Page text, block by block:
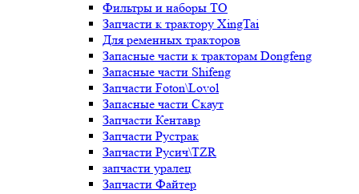
Фильтры и наборы ТО
Запчасти к трактору XingTai
Для ременных тракторов
Запасные части к тракторам Dongfeng
Запасные части Shifeng
Запчасти Foton\Lovol
Запасные части Скаут
Запчасти Кентавр
Запчасти Рустрак
Запчасти Русич\TZR
запчасти уралец
Запчасти Файтер